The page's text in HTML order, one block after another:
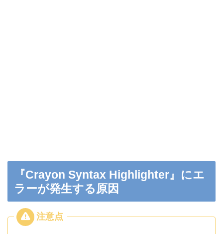
『Crayon Syntax Highlighter』にエ
ラーが発生する原因